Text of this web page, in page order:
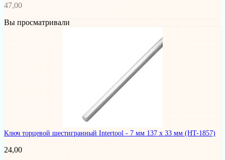
47,00
Вы просматривали
Ключ торцевой шестигранный Intertool - 7 мм 137 х 33 мм (HT-1857)
24,00